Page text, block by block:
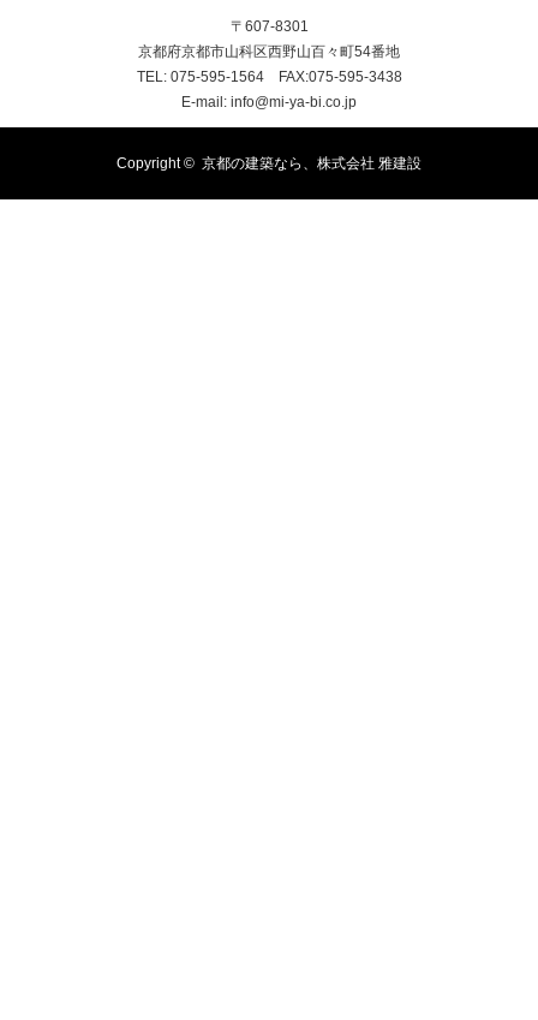
〒607-8301
京都府京都市山科区西野山百々町54番地
TEL: 075-595-1564 FAX:075-595-3438
E-mail: info@mi-ya-bi.co.jp
Copyright © 京都の建築なら、株式会社 雅建設